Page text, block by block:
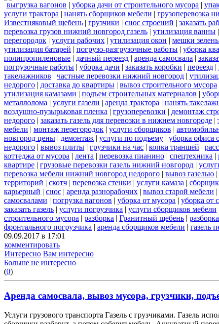
выгрузка вагонов | уборка дачи от строительного мусора |
услуги трактора | нанять сборщиков мебели | грузоперевозка
Известняковый щебень | грузчики | снос строений | заказать
перевозка грузов нижний новгород газель | утилизация ванны |
перегородок | услуги рабочих | утилизация окон | мешки
утилизация батарей | погрузо-разгрузочные работы | уборка
полипропиленовые | дачный переезд | аренда самосвала |
погрузочные работы | уборка дачи | заказать коробки | переезд |
такелажников | частные перевозки нижний новгород |
недорого | доставка до квартиры | вывоз строительного мусора
утилизация камазами | подъем строительных материалов |
металлолома | услуги газели | аренда трактора | нанять
воздушно-пузырьковая пленка | грузоперевозки | демонтаж
недорого | заказать газель для перевозки в нижнем новгороде |
мебели | монтаж перегородок | услуги сборщиков |
новгород цены | демонтаж | услуги по подъему | уборка офиса
недорого | вывоз плиты | грузчики на час | копка траншей |
коттеджа от мусора | лента | перевозка пианино | спецтехника |
квартире | грузовые перевозки газель нижний новгород |
перевозка мебели нижний новгород недорого | вывоз газелью |
территорий | скотч | перевозка стенки | услуги камаза |
карьерный | снос | аренда разнорабочих | вывоз старой мебели |
самосвалами | погрузка вагонов | уборка от мусора | уборка от
заказать газель | услуги погрузчика | услуги сборщиков мебели
строительного мусора | разборка | Гранитный щебень |
фронтального погрузчика | аренда сборщиков мебели | газель
09.09.2017 в 17:01
комментировать
Интересно Вам интересно
Больше не интересно
(0)
Аренда самосвала, вывоз мусора, грузчики,
Услуги грузового транспорта Газель с грузчиками. Газель